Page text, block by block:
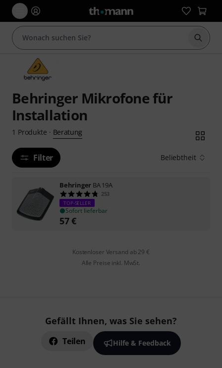
Suche
Behringer Mikrofone für
Installation
1 Produkte · Beratung
Filter Beliebtheit
Behringer BA 19A
253
TOP-SELLER
Sofort lieferbar
57€
Kostenloser Versand ab 29 €
Alle Preise inkl. MwSt.
Gefällt Ihnen, was Sie sehen?
Teilen Hilfe & Feedback